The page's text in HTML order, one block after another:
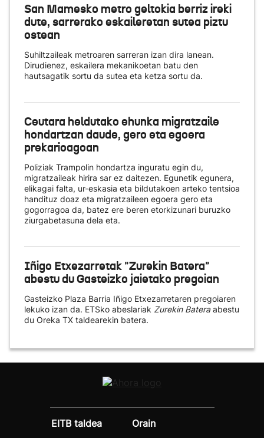
San Mamesko metro geltokia berriz ireki
dute, sarrerako eskaileretan sutea piztu
ostean
Suhiltzaileak metroaren sarreran izan dira lanean.
Dirudienez, eskailera mekanikoetan batu den
hautsagatik sortu da sutea eta ketza sortu da.
Ceutara heldutako ehunka migratzaile
hondartzan daude, gero eta egoera
prekarioagoan
Poliziak Trampolin hondartza inguratu egin du,
migratzaileak hirira sar ez daitezen. Egunetik egunera,
elikagai falta, ur-eskasia eta bildutakoen arteko tentsioa
handituz doaz eta migratzaileen egoera gero eta
gogorragoa da, batez ere beren etorkizunari buruzko
ziurgabetasuna dela eta.
Iñigo Etxezarretak "Zurekin Batera"
abestu du Gasteizko jaietako pregoian
Gasteizko Plaza Barria Iñigo Etxezarretaren pregoiaren
lekuko izan da. ETSko abeslariak Zurekin Bateraabestu
du Oreka TX taldearekin batera.
EITB taldea
Orain